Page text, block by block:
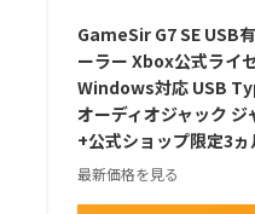
GameSir G7 SE USB
ーラー Xbox公式ライ
Windows対応 USB
オーディオジャック
+公式ショップ限定3
最新価格を見る